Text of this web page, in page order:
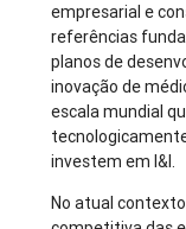
empresarial e
referências
planos de
inovação de
escala mundial
investem em I&I.
No atual